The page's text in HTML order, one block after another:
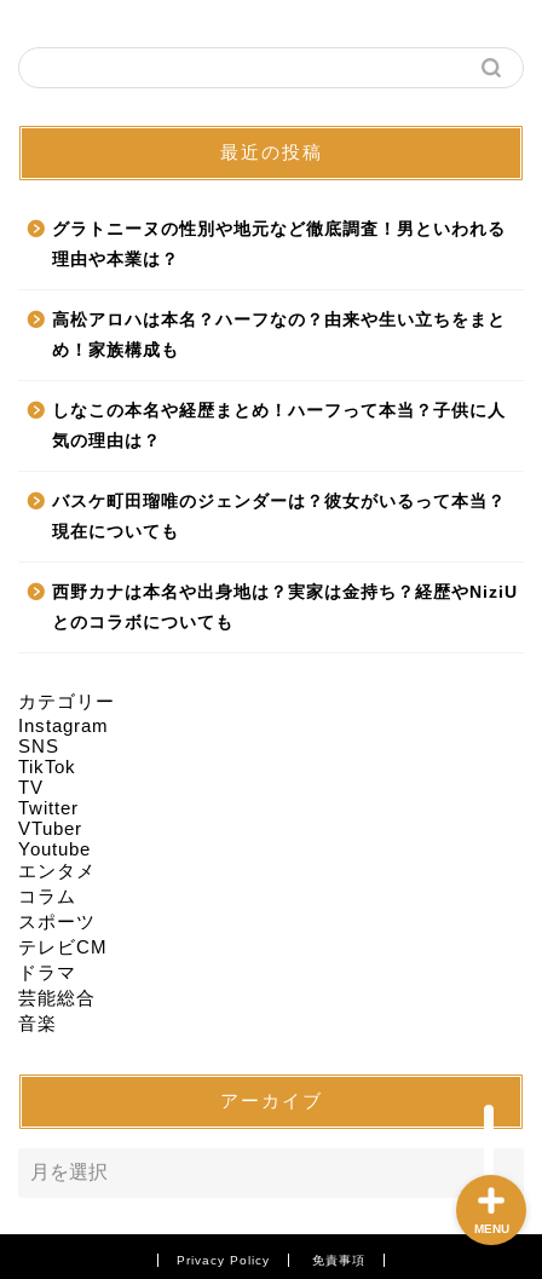
最近の投稿
グラトニーヌの性別や地元など徹底調査！男といわれる
理由や本業は？
高松アロハは本名？ハーフなの？由来や生い立ちをまと
め！家族構成も
しなこの本名や経歴まとめ！ハーフって本当？子供に人
気の理由は？
バスケ町田瑠唯のジェンダーは？彼女がいるって本当？
現在についても
西野カナは本名や出身地は？実家は金持ち？経歴やNiziU
とのコラボについても
カテゴリー
Instagram
SNS
TikTok
TV
Twitter
VTuber
Youtube
エンタメ
コラム
スポーツ
テレビCM
ドラマ
芸能総合
音楽
アーカイブ
Privacy Policy 免責事項
MENU